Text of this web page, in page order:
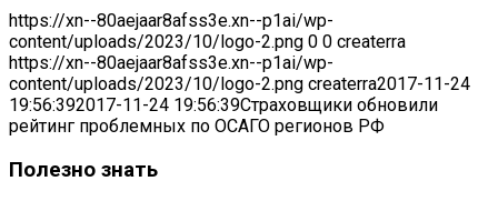
https://xn--80aejaar8afss3e.xn--p1ai/wp-
content/uploads/2023/10/logo-2.png 0 0 createrra
https://xn--80aejaar8afss3e.xn--p1ai/wp-
content/uploads/2023/10/logo-2.png createrra2017-11-24
19:56:392017-11-24 19:56:39Страховщики обновили
рейтинг проблемных по ОСАГО регионов РФ
Полезно знать